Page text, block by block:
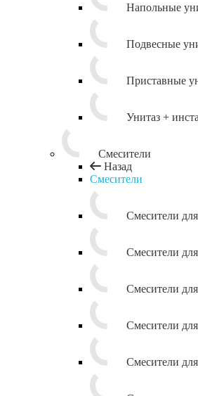
Напольные
Подвесные
Приставные
Унитаз +
Смесители
Назад
Смесители
Смесители
Смесители
Смесители
Смесители
Смесители